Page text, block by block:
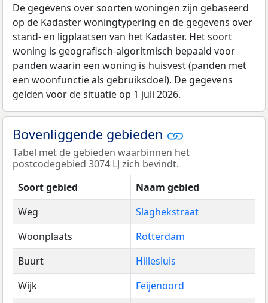
De gegevens over soorten woningen zijn gebaseerd
op de Kadaster woningtypering en de gegevens over
stand- en ligplaatsen van het Kadaster. Het soort
woning is geografisch-algoritmisch bepaald voor
panden waarin een woning is huisvest (panden met
een woonfunctie als gebruiksdoel). De gegevens
gelden voor de situatie op 1 juli 2026.
Bovenliggende gebieden
Tabel met de gebieden waarbinnen het
postcodegebied 3074 LJ zich bevindt.
Soort gebied
Naam gebied
Weg
Slaghekstraat
Woonplaats
Rotterdam
Buurt
Hillesluis
Wijk
Feijenoord